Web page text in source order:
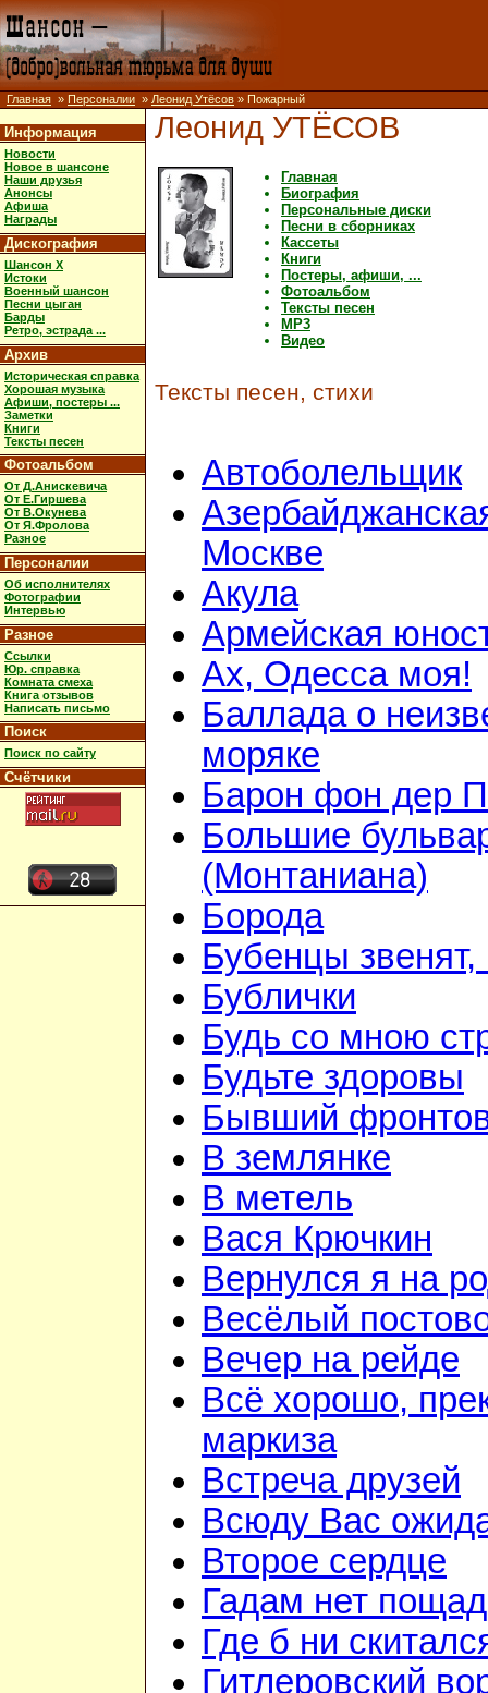
Главная » Персоналии » Леонид Утёсов » Пожарный
Информация
Новости
Новое в шансоне
Наши друзья
Анонсы
Афиша
Награды
Дискография
Шансон X
Истоки
Военный шансон
Песни цыган
Барды
Ретро, эстрада ...
Архив
Историческая справка
Хорошая музыка
Афиши, постеры ...
Заметки
Книги
Тексты песен
Фотоальбом
От Д.Анискевича
От Е.Гиршева
От В.Окунева
От Я.Фролова
Разное
Персоналии
Об исполнителях
Фотографии
Интервью
Разное
Ссылки
Юр. справка
Комната смеха
Книга отзывов
Написать письмо
Поиск
Поиск по сайту
Счётчики
Леонид УТЁСОВ
Главная
Биография
Персональные диски
Песни в сборниках
Кассеты
Книги
Постеры, афиши, ...
Фотоальбом
Тексты песен
MP3
Видео
Тексты песен, стихи
Автоболельщик
Москве
Акула
Армейская
Ах, Одесса моя!
Баллада о
моряке
Барон фон дер
Большие
(Монтаниана)
Борода
Бубенцы звенят,
Бублички
Будь со мною
Будьте здоровы
Бывший
В землянке
В метель
Вася Крючкин
Вернулся я на
Весёлый
Вечер на рейде
Всё хорошо,
маркиза
Встреча друзей
Всюду Вас
Второе сердце
Гадам нет
Где б ни
Гитлеровский